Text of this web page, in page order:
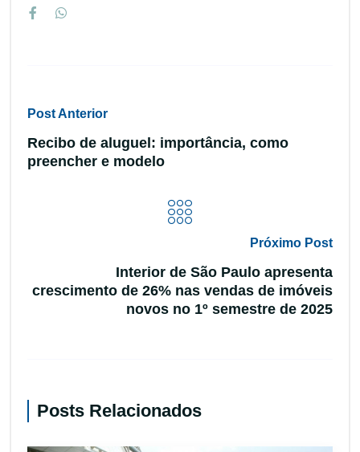
Post Anterior
Recibo de aluguel: importância, como
preencher e modelo
Próximo Post
Interior de São Paulo apresenta
crescimento de 26% nas vendas de imóveis
novos no 1º semestre de 2025
Posts Relacionados